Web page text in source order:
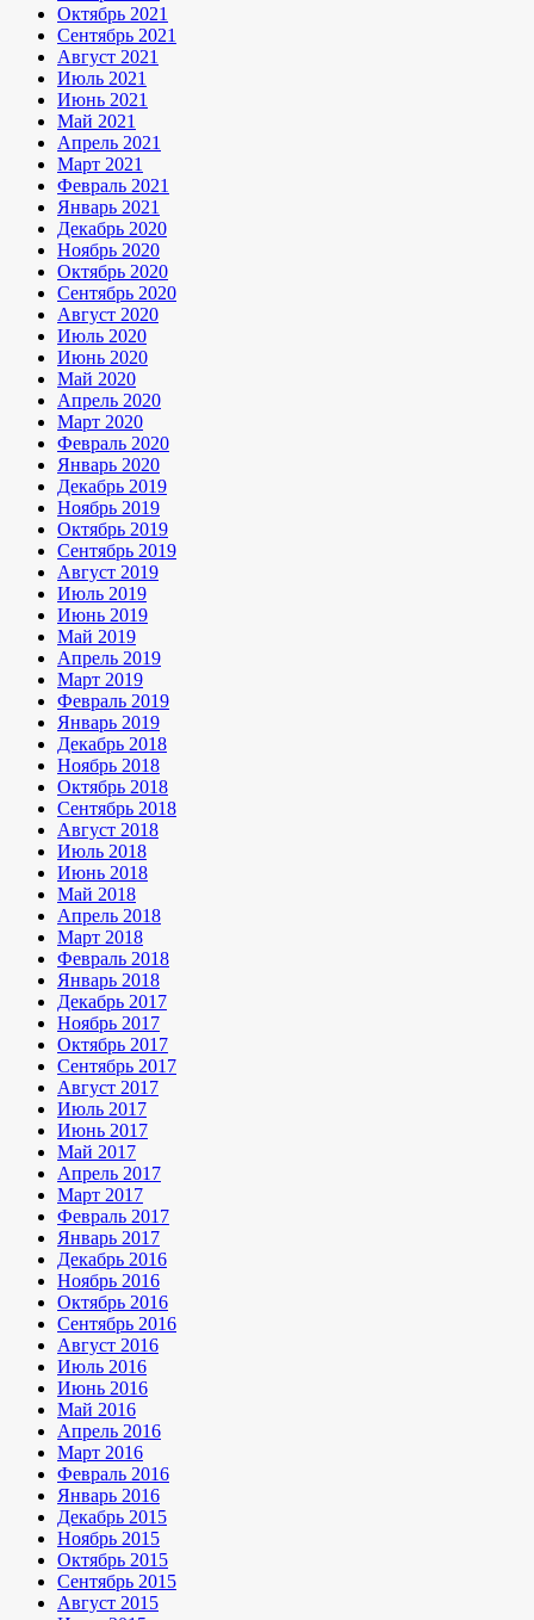
Октябрь 2021
Сентябрь 2021
Август 2021
Июль 2021
Июнь 2021
Май 2021
Апрель 2021
Март 2021
Февраль 2021
Январь 2021
Декабрь 2020
Ноябрь 2020
Октябрь 2020
Сентябрь 2020
Август 2020
Июль 2020
Июнь 2020
Май 2020
Апрель 2020
Март 2020
Февраль 2020
Январь 2020
Декабрь 2019
Ноябрь 2019
Октябрь 2019
Сентябрь 2019
Август 2019
Июль 2019
Июнь 2019
Май 2019
Апрель 2019
Март 2019
Февраль 2019
Январь 2019
Декабрь 2018
Ноябрь 2018
Октябрь 2018
Сентябрь 2018
Август 2018
Июль 2018
Июнь 2018
Май 2018
Апрель 2018
Март 2018
Февраль 2018
Январь 2018
Декабрь 2017
Ноябрь 2017
Октябрь 2017
Сентябрь 2017
Август 2017
Июль 2017
Июнь 2017
Май 2017
Апрель 2017
Март 2017
Февраль 2017
Январь 2017
Декабрь 2016
Ноябрь 2016
Октябрь 2016
Сентябрь 2016
Август 2016
Июль 2016
Июнь 2016
Май 2016
Апрель 2016
Март 2016
Февраль 2016
Январь 2016
Декабрь 2015
Ноябрь 2015
Октябрь 2015
Сентябрь 2015
Август 2015